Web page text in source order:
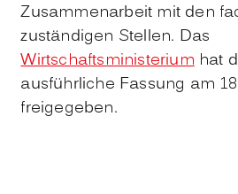
Zusammenarbeit mit den
zuständigen Stellen. Das
Wirtschaftsministeriumhat
ausführliche Fassung am
freigegeben.